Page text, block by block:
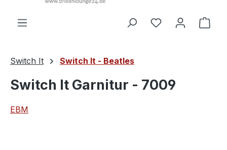
Du hast 0
Switch It Switch It - Beatles
Switch It Garnitur - 7009
EBM